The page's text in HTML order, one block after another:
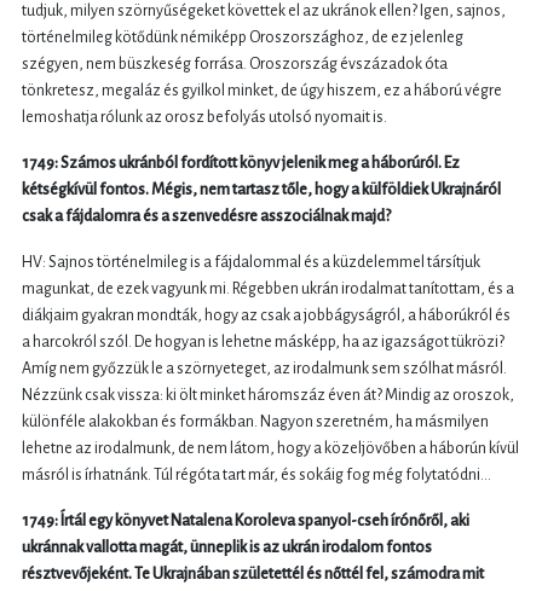
tudjuk, milyen szörnyűségeket követtek el az ukránok ellen? Igen, sajnos,
történelmileg kötődünk némiképp Oroszországhoz, de ez jelenleg
szégyen, nem büszkeség forrása. Oroszország évszázadok óta
tönkretesz, megaláz és gyilkol minket, de úgy hiszem, ez a háború végre
lemoshatja rólunk az orosz befolyás utolsó nyomait is.
1749: Számos ukránból fordított könyv jelenik meg a háborúról. Ez
kétségkívül fontos. Mégis, nem tartasz tőle, hogy a külföldiek Ukrajnáról
csak a fájdalomra és a szenvedésre asszociálnak majd?
HV: Sajnos történelmileg is a fájdalommal és a küzdelemmel társítjuk
magunkat, de ezek vagyunk mi. Régebben ukrán irodalmat tanítottam, és a
diákjaim gyakran mondták, hogy az csak a jobbágyságról, a háborúkról és
a harcokról szól. De hogyan is lehetne másképp, ha az igazságot tükrözi?
Amíg nem győzzük le a szörnyeteget, az irodalmunk sem szólhat másról.
Nézzünk csak vissza: ki ölt minket háromszáz éven át? Mindig az oroszok,
különféle alakokban és formákban. Nagyon szeretném, ha másmilyen
lehetne az irodalmunk, de nem látom, hogy a közeljövőben a háborún kívül
másról is írhatnánk. Túl régóta tart már, és sokáig fog még folytatódni...
1749: Írtál egy könyvet Natalena Koroleva spanyol-cseh írónőről, aki
ukránnak vallotta magát, ünneplik is az ukrán irodalom fontos
résztvevőjeként. Te Ukrajnában születettél és nőttél fel, számodra mit